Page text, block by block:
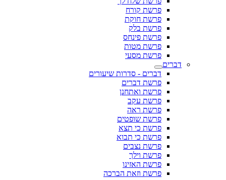
פרשת קורח
פרשת חוקת
פרשת בלק
פרשת פינחס
פרשת מטות
פרשת מסעי
דברים
דברים - סדרות שיעורים
פרשת דברים
פרשת ואתחנן
פרשת עקב
פרשת ראה
פרשת שופטים
פרשת כי תצא
פרשת כי תבוא
פרשת נצבים
פרשת וילך
פרשת האזינו
פרשת וזאת הברכה